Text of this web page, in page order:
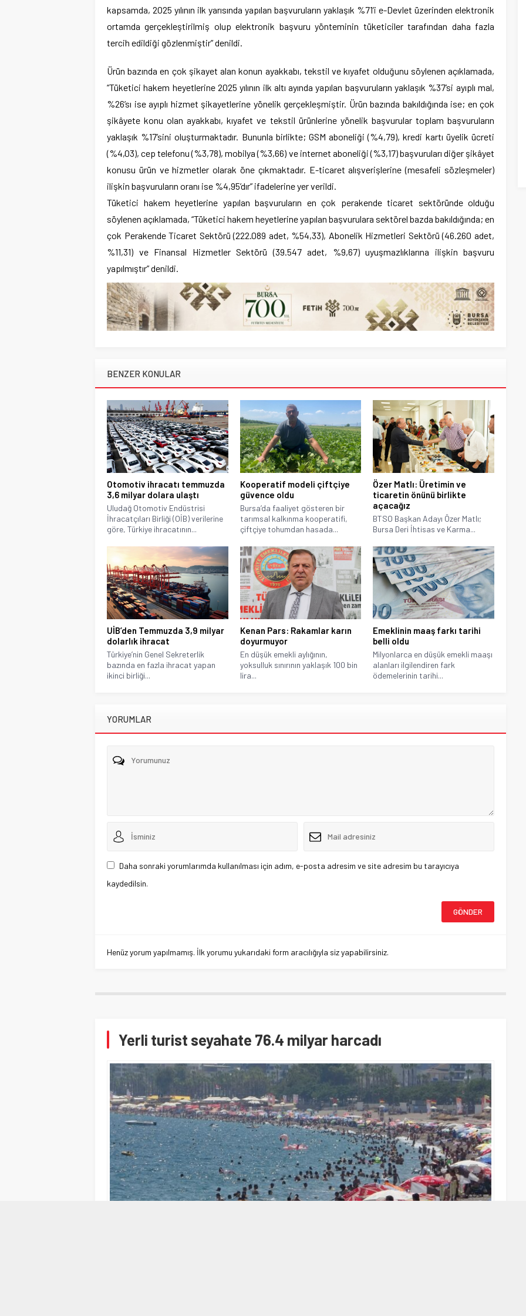
kapsamda, 2025 yılının ilk yarısında yapılan başvuruların yaklaşık %71’i e-Devlet üzerinden elektronik
ortamda gerçekleştirilmiş olup elektronik başvuru yönteminin tüketiciler tarafından daha fazla
tercih edildiği gözlenmiştir” denildi.
Ürün bazında en çok şikayet alan konun ayakkabı, tekstil ve kıyafet olduğunu söylenen açıklamada,
“Tüketici hakem heyetlerine 2025 yılının ilk altı ayında yapılan başvuruların yaklaşık %37’si ayıplı mal,
%26’sı ise ayıplı hizmet şikayetlerine yönelik gerçekleşmiştir. Ürün bazında bakıldığında ise; en çok
şikâyete konu olan ayakkabı, kıyafet ve tekstil ürünlerine yönelik başvurular toplam başvuruların
yaklaşık %17’sini oluşturmaktadır. Bununla birlikte; GSM aboneliği (%4,79), kredi kartı üyelik ücreti
(%4,03), cep telefonu (%3,78), mobilya (%3,66) ve internet aboneliği (%3,17) başvuruları diğer şikâyet
konusu ürün ve hizmetler olarak öne çıkmaktadır. E-ticaret alışverişlerine (mesafeli sözleşmeler)
ilişkin başvuruların oranı ise %4,95’dır” ifadelerine yer verildi.
Tüketici hakem heyetlerine yapılan başvuruların en çok perakende ticaret sektöründe olduğu
söylenen açıklamada, “Tüketici hakem heyetlerine yapılan başvurulara sektörel bazda bakıldığında; en
çok Perakende Ticaret Sektörü (222.089 adet, %54,33), Abonelik Hizmetleri Sektörü (46.260 adet,
%11,31) ve Finansal Hizmetler Sektörü (39.547 adet, %9,67) uyuşmazlıklarına ilişkin başvuru
yapılmıştır” denildi.
BENZER KONULAR
Otomotiv ihracatı temmuzda
3,6 milyar dolara ulaştı
Uludağ Otomotiv Endüstrisi
İhracatçıları Birliği (OİB) verilerine
göre, Türkiye ihracatının...
Kooperatif modeli çiftçiye
güvence oldu
Bursa’da faaliyet gösteren bir
tarımsal kalkınma kooperatifi,
çiftçiye tohumdan hasada...
Özer Matlı: Üretimin ve
ticaretin önünü birlikte
açacağız
BTSO Başkan Adayı Özer Matlı;
Bursa Deri İhtisas ve Karma...
UİB’den Temmuzda 3,9 milyar
dolarlık ihracat
Türkiye’nin Genel Sekreterlik
bazında en fazla ihracat yapan
ikinci birliği...
Kenan Pars: Rakamlar karın
doyurmuyor
En düşük emekli aylığının,
yoksulluk sınırının yaklaşık 100 bin
lira...
Emeklinin maaş farkı tarihi
belli oldu
Milyonlarca en düşük emekli maaşı
alanları ilgilendiren fark
ödemelerinin tarihi...
YORUMLAR
Daha sonraki yorumlarımda kullanılması için adım, e-posta adresim ve site adresim bu tarayıcıya
kaydedilsin.
Henüz yorum yapılmamış. İlk yorumu yukarıdaki form aracılığıyla siz yapabilirsiniz.
Yerli turist seyahate 76.4 milyar harcadı